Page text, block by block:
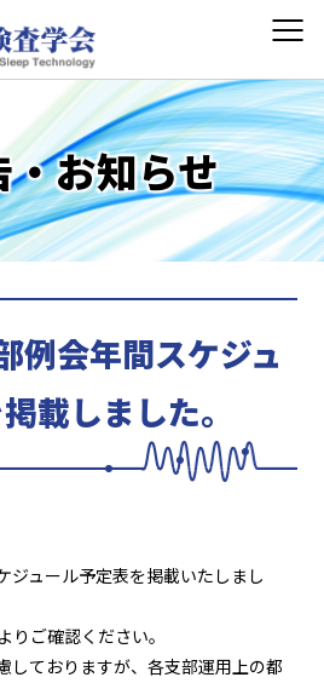
お知らせ
例会年間スケジュ
載しました。
ジュール予定表を掲載いたしまし
りご確認ください。
しておりますが、各支部運用上の都